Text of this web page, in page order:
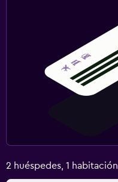
2 huéspedes, 1 habitación